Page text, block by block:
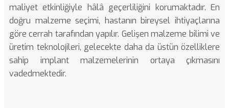
maliyet etkinliğiyle hâlâ geçerliliğini korumaktadır. En
doğru malzeme seçimi, hastanın bireysel ihtiyaçlarına
göre cerrah tarafından yapılır. Gelişen malzeme bilimi ve
üretim teknolojileri, gelecekte daha da üstün özelliklere
sahip implant malzemelerinin ortaya çıkmasını
vadedmektedir.